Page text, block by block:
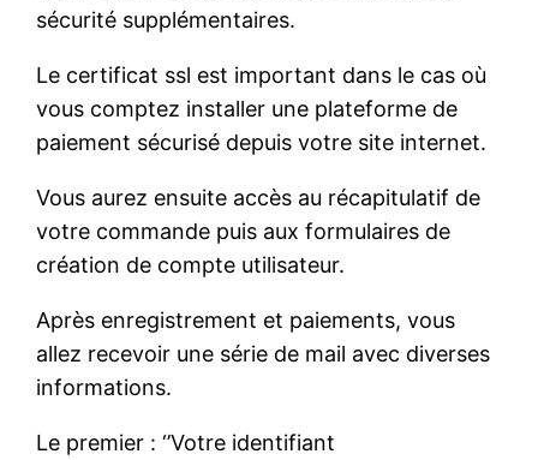
sécurité supplémentaires.
Le certificat ssl est important dans le cas où
vous comptez installer une plateforme de
paiement sécurisé depuis votre site internet.
Vous aurez ensuite accès au récapitulatif de
votre commande puis aux formulaires de
création de compte utilisateur.
Après enregistrement et paiements, vous
allez recevoir une série de mail avec diverses
informations.
Le premier : ‘’Votre identifiant